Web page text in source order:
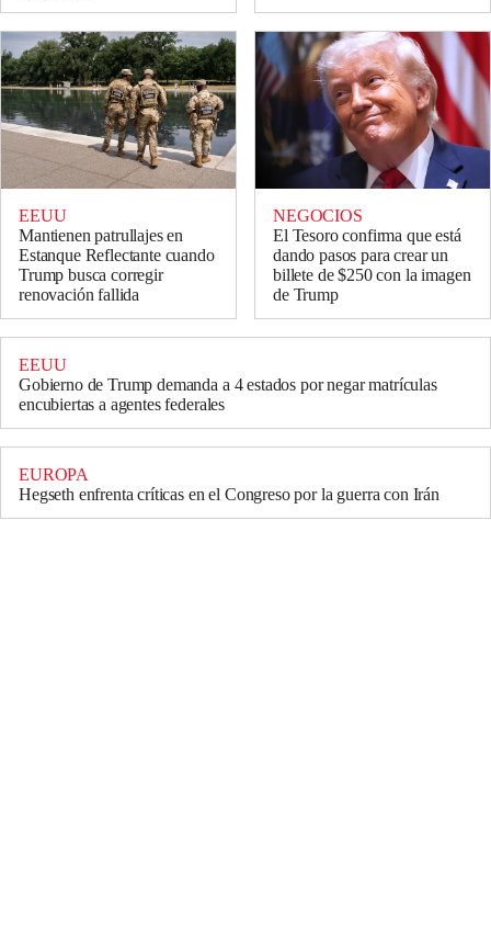
EEUU
Mantienen patrullajes en
Estanque Reflectante cuando
Trump busca corregir
renovación fallida
NEGOCIOS
El Tesoro confirma que está
dando pasos para crear un
billete de $250 con la imagen
de Trump
EEUU
Gobierno de Trump demanda a 4 estados por negar matrículas
encubiertas a agentes federales
EUROPA
Hegseth enfrenta críticas en el Congreso por la guerra con Irán